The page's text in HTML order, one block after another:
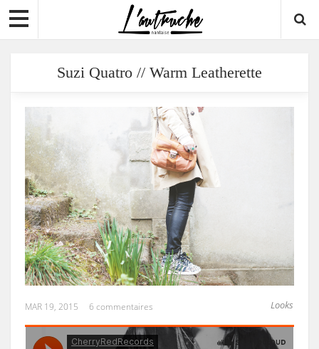
Suzi Quatro // Warm Leatherette
Looks
MAR 19, 2015 6 commentaires